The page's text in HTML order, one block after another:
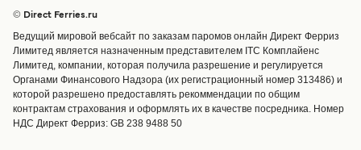
Страны
Обслуживание клиентов
Операторы
Маршруты и порты
Special Offers
Предлагает
Паромные билеты
Грузоперевозки
© Direct Ferries.ru
Ведущий мировой вебсайт по заказам паромов онлайн Директ Ферриз
Лимитед является назначенным представителем ITC Комплайенс
Лимитед, компании, которая получила разрешение и регулируется
Органами Финансового Надзора (их регистрационный номер 313486) и
которой разрешено предоставлять рекоммендации по общим
контрактам страхования и оформлять их в качестве посредника. Номер
НДС Директ Ферриз: GB 238 9488 50